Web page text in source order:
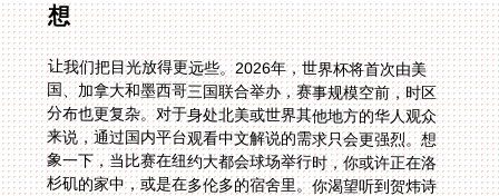
想
让我们把目光放得更远些。2026年，世界杯将首次由美
国、加拿大和墨西哥三国联合举办，赛事规模空前，时区
分布也更复杂。对于身处北美或世界其他地方的华人观众
来说，通过国内平台观看中文解说的需求只会更强烈。想
象一下，当比赛在纽约大都会球场举行时，你或许正在洛
杉矶的家中，或是在多伦多的宿舍里。你渴望听到贺炜诗
人般的解说，而非陌生的英文评论。届时，一个强大的回
国加速器将成为你连接故土文化的核心枢纽。它能智能选
择从北美到中国的最优路径，无论赛事在哪个城市举行，
都能保障你与国内直播服务器之间的稳定低延迟连接，让
你在异国他乡的凌晨，也能毫无障碍地融入国内亿万球迷